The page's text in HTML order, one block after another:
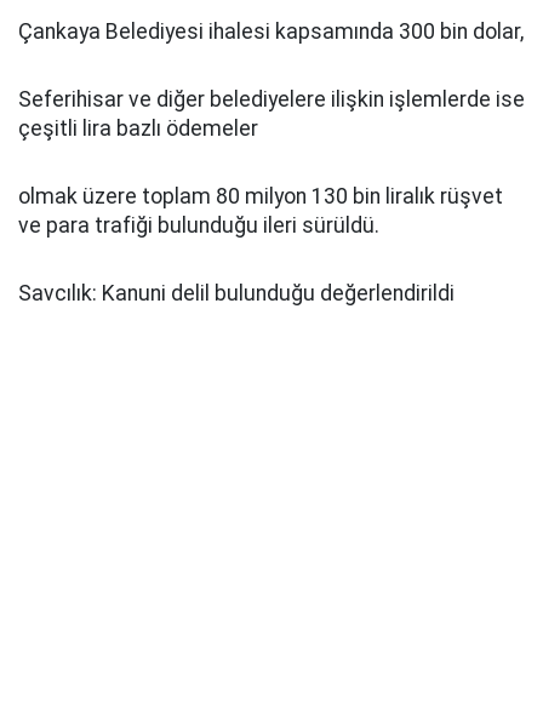
Çankaya Belediyesi ihalesi kapsamında 300 bin dolar,
Seferihisar ve diğer belediyelere ilişkin işlemlerde ise
çeşitli lira bazlı ödemeler
olmak üzere toplam 80 milyon 130 bin liralık rüşvet
ve para trafiği bulunduğu ileri sürüldü.
Savcılık: Kanuni delil bulunduğu değerlendirildi